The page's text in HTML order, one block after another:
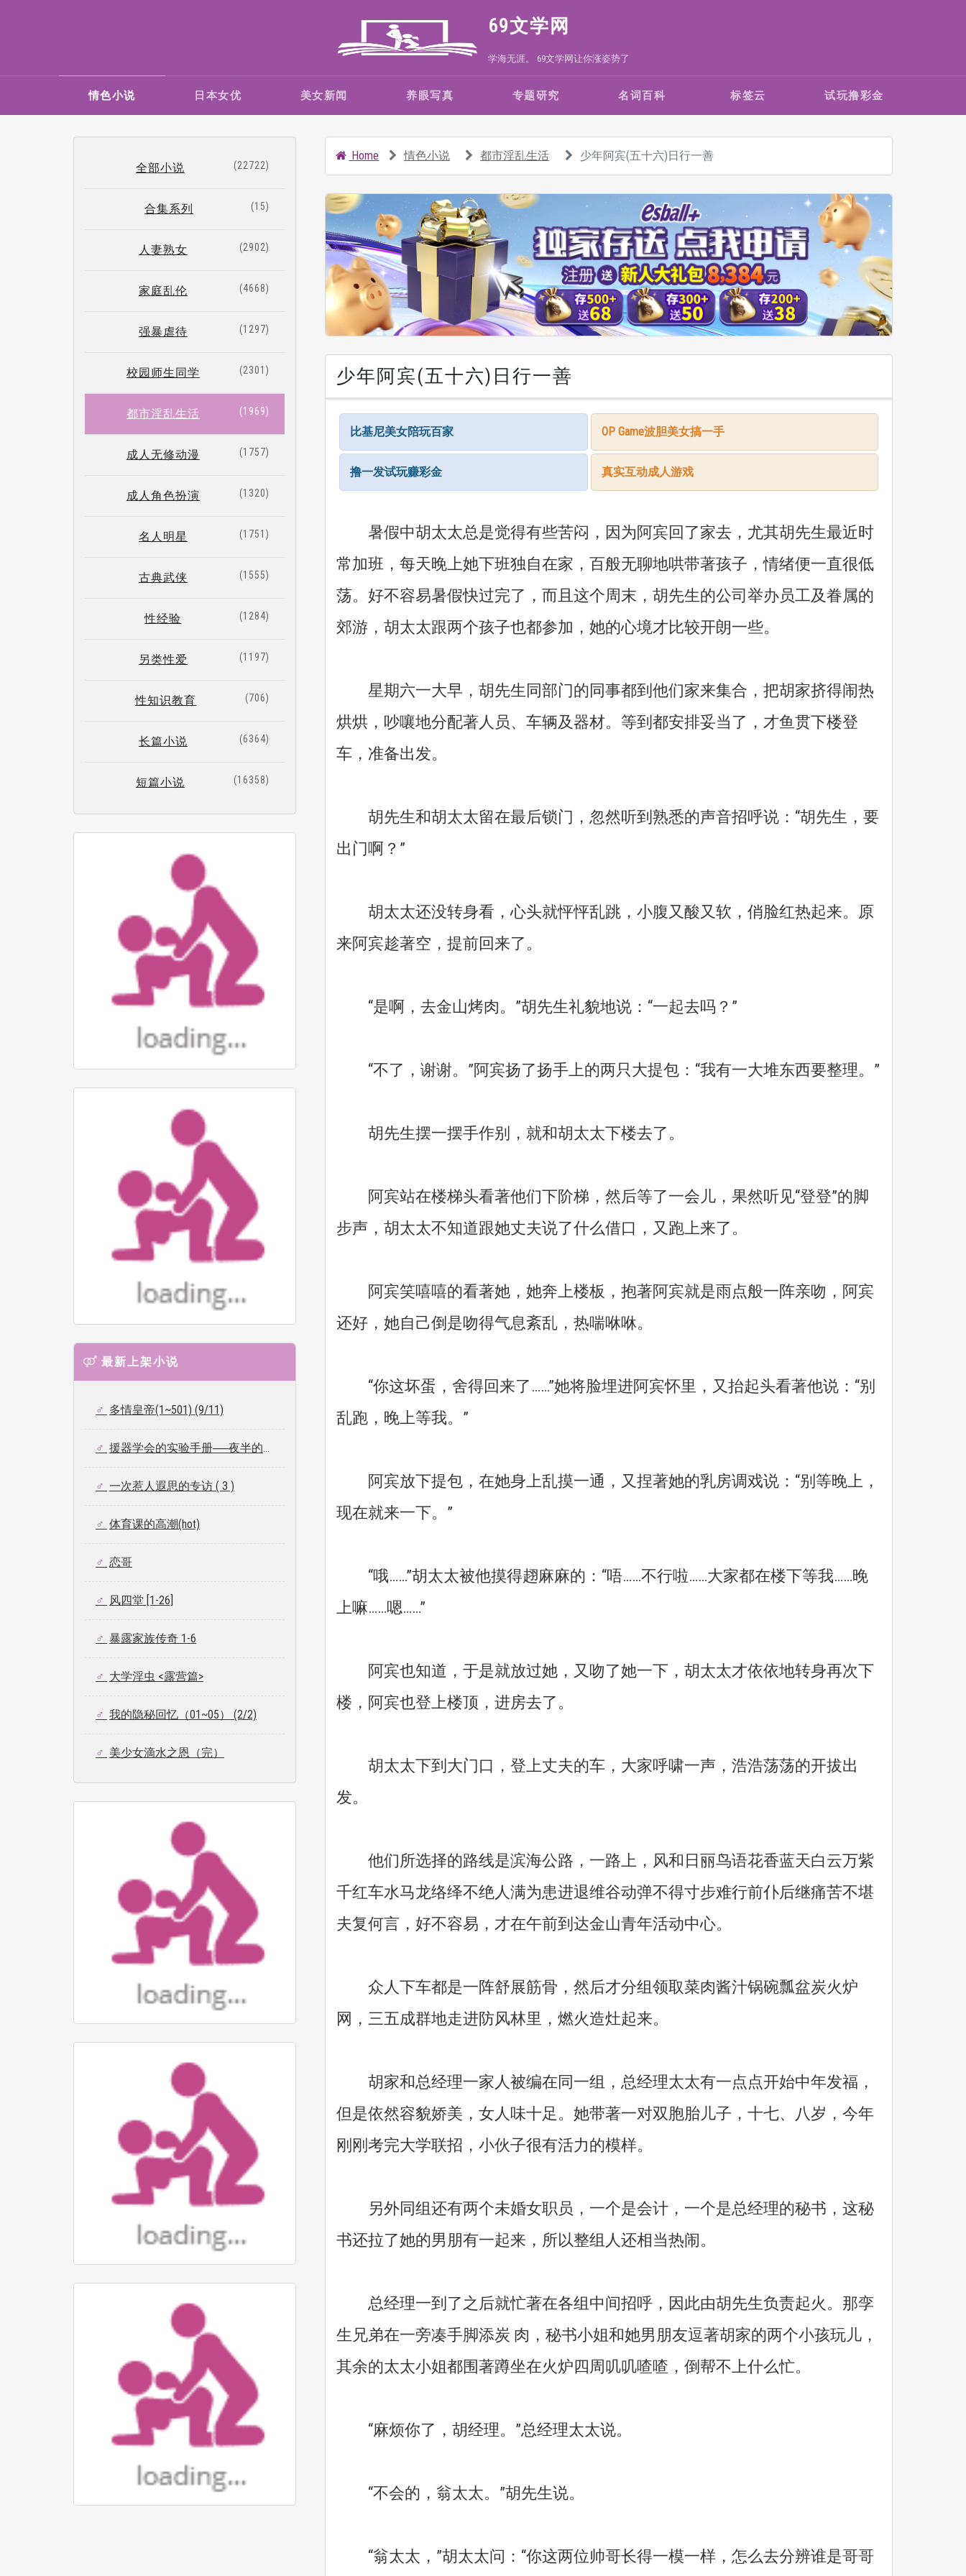
69文学网
学海无涯。 69文学网让你涨姿势了
情色小说 日本女优 美女新闻 养眼写真 专题研究 名词百科 标签云 试玩撸彩金
Home 情色小说 都市淫乱生活 少年阿宾(五十六)日行一善
少年阿宾(五十六)日行一善
比基尼美女陪玩百家 OP Game波胆美女搞一手
撸一发试玩赚彩金 真实互动成人游戏
暑假中胡太太总是觉得有些苦闷，因为阿宾回了家去，尤其胡先生最近时
常加班，每天晚上她下班独自在家，百般无聊地哄带著孩子，情绪便一直很低
荡。好不容易暑假快过完了，而且这个周末，胡先生的公司举办员工及眷属的
郊游，胡太太跟两个孩子也都参加，她的心境才比较开朗一些。
星期六一大早，胡先生同部门的同事都到他们家来集合，把胡家挤得闹热
烘烘，吵嚷地分配著人员、车辆及器材。等到都安排妥当了，才鱼贯下楼登
车，准备出发。
胡先生和胡太太留在最后锁门，忽然听到熟悉的声音招呼说：“胡先生，要
出门啊？”
胡太太还没转身看，心头就怦怦乱跳，小腹又酸又软，俏脸红热起来。原
来阿宾趁著空，提前回来了。
“是啊，去金山烤肉。”胡先生礼貌地说：“一起去吗？”
“不了，谢谢。”阿宾扬了扬手上的两只大提包：“我有一大堆东西要整理。”
胡先生摆一摆手作别，就和胡太太下楼去了。
阿宾站在楼梯头看著他们下阶梯，然后等了一会儿，果然听见“登登”的脚
步声，胡太太不知道跟她丈夫说了什么借口，又跑上来了。
阿宾笑嘻嘻的看著她，她奔上楼板，抱著阿宾就是雨点般一阵亲吻，阿宾
还好，她自己倒是吻得气息紊乱，热喘咻咻。
“你这坏蛋，舍得回来了……”她将脸埋进阿宾怀里，又抬起头看著他说：“别
乱跑，晚上等我。”
阿宾放下提包，在她身上乱摸一通，又捏著她的乳房调戏说：“别等晚上，
现在就来一下。”
“哦……”胡太太被他摸得趐麻麻的：“唔……不行啦……大家都在楼下等我……晚
上嘛……嗯……”
阿宾也知道，于是就放过她，又吻了她一下，胡太太才依依地转身再次下
楼，阿宾也登上楼顶，进房去了。
胡太太下到大门口，登上丈夫的车，大家呼啸一声，浩浩荡荡的开拔出
发。
他们所选择的路线是滨海公路，一路上，风和日丽鸟语花香蓝天白云万紫
千红车水马龙络绎不绝人满为患进退维谷动弹不得寸步难行前仆后继痛苦不堪
夫复何言，好不容易，才在午前到达金山青年活动中心。
众人下车都是一阵舒展筋骨，然后才分组领取菜肉酱汁锅碗瓢盆炭火炉
网，三五成群地走进防风林里，燃火造灶起来。
胡家和总经理一家人被编在同一组，总经理太太有一点点开始中年发福，
但是依然容貌娇美，女人味十足。她带著一对双胞胎儿子，十七、八岁，今年
刚刚考完大学联招，小伙子很有活力的模样。
另外同组还有两个未婚女职员，一个是会计，一个是总经理的秘书，这秘
书还拉了她的男朋有一起来，所以整组人还相当热闹。
总经理一到了之后就忙著在各组中间招呼，因此由胡先生负责起火。那孪
生兄弟在一旁凑手脚添炭 肉，秘书小姐和她男朋友逗著胡家的两个小孩玩儿，
其余的太太小姐都围著蹲坐在火炉四周叽叽喳喳，倒帮不上什么忙。
“麻烦你了，胡经理。”总经理太太说。
“不会的，翁太太。”胡先生说。
“翁太太，”胡太太问：“你这两位帅哥长得一模一样，怎么去分辨谁是哥哥
全部小说 22722
合集系列 15
人妻熟女 2902
家庭乱伦 4668
强暴虐待 1297
校园师生同学 2301
都市淫乱生活 1969
成人无修动漫 1757
成人角色扮演 1320
名人明星 1751
古典武侠 1555
性经验 1284
另类性爱 1197
性知识教育 706
长篇小说 6364
短篇小说 16358
最新上架小说
多情皇帝(1~501) (9/11)
援器学会的实验手册──夜半的破戒者
一次惹人遐思的专访 ( 3 )
体育课的高潮(hot)
恋哥
风四堂 [1-26]
暴露家族传奇 1-6
大学淫虫 <露营篇>
我的隐秘回忆（01~05） (2/2)
美少女滴水之恩（完）